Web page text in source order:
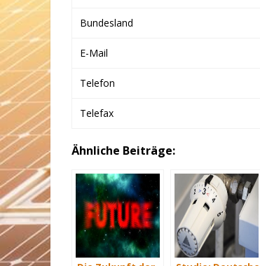
Bundesland
E-Mail
Telefon
Telefax
Ähnliche Beiträge: